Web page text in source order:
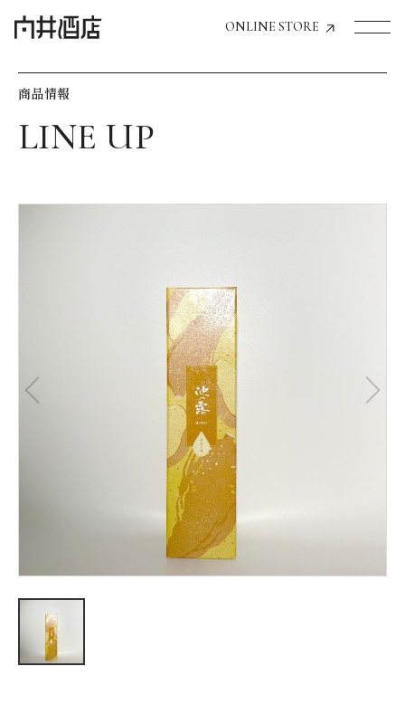
ONLINE STORE
飲食店経営のお客様
お気に入り機能の活用方法
イベント情報
会社情報
採用情報
お問い合わせ
商品情報